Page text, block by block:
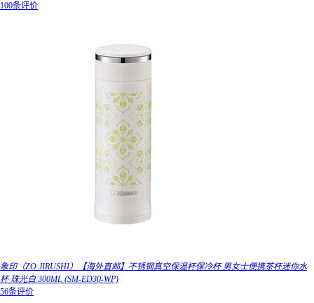
100条评价
象印（ZO JIRUSHI）【海外直邮】不锈钢真空保温杯保冷杯 男女士便携茶杯迷你水
杯 珠光白 300ML (SM-ED30-WP)
56条评价